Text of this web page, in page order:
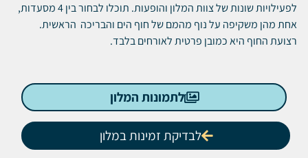
לפעילויות שונות של צוות המלון והופעות. תוכלו לבחור בין 4 מסעדות,
אחת מהן משקיפה על נוף מהמם של חוף הים והבריכה הראשית.
רצועת החוף היא כמובן פרטית לאורחים בלבד.
לתמונות המלון
לבדיקת זמינות במלון